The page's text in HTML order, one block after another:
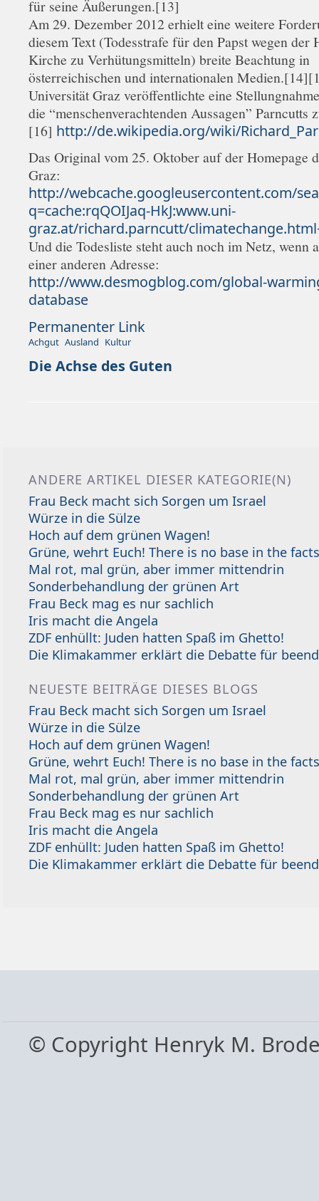
für seine Äußerungen.[13]
Am 29. Dezember 2012 erhielt eine weitere
diesem Text (Todesstrafe für den Papst wegen der
Kirche zu Verhütungsmitteln) breite Beachtung in
österreichischen und internationalen
Universität Graz veröffentlichte eine
die “menschenverachtenden Aussagen” Parncutts
[16] http://de.wikipedia.org/wiki/
Das Original vom 25. Oktober auf der Homepage
Graz:
http://webcache.googleusercontent.com/
q=cache:rqQOIJaq-HkJ:www.uni-
graz.at/richard.parncutt/
Und die Todesliste steht auch noch im Netz, wenn
einer anderen Adresse:
http://www.desmogblog.com/global-
database
Permanenter Link
Achgut Ausland Kultur
Die Achse des Guten
ANDERE ARTIKEL DIESER KATEGORIE(N)
Frau Beck macht sich Sorgen um Israel
Würze in die Sülze
Hoch auf dem grünen Wagen!
Grüne, wehrt Euch! There is no base in the
Mal rot, mal grün, aber immer mittendrin
Sonderbehandlung der grünen Art
Frau Beck mag es nur sachlich
Iris macht die Angela
ZDF enhüllt: Juden hatten Spaß im Ghetto!
Die Klimakammer erklärt die Debatte für
NEUESTE BEITRÄGE DIESES BLOGS
Frau Beck macht sich Sorgen um Israel
Würze in die Sülze
Hoch auf dem grünen Wagen!
Grüne, wehrt Euch! There is no base in the
Mal rot, mal grün, aber immer mittendrin
Sonderbehandlung der grünen Art
Frau Beck mag es nur sachlich
Iris macht die Angela
ZDF enhüllt: Juden hatten Spaß im Ghetto!
Die Klimakammer erklärt die Debatte für
© Copyright Henryk M.